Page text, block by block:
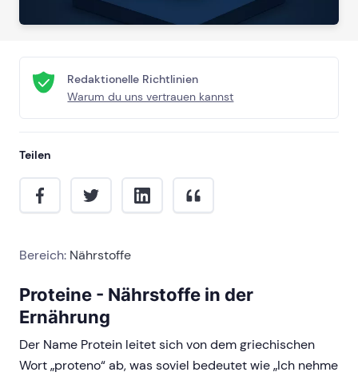
Redaktionelle Richtlinien
Warum du uns vertrauen kannst
Teilen
Bereich: Nährstoffe
Proteine - Nährstoffe in der
Ernährung
Der Name Protein leitet sich von dem griechischen
Wort „proteno“ ab, was soviel bedeutet wie „Ich nehme